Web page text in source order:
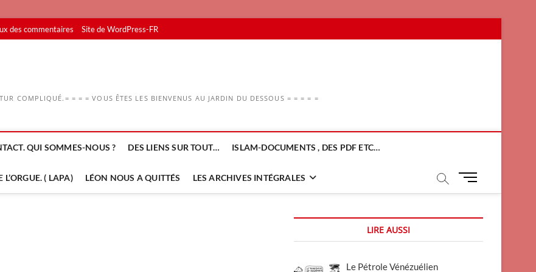
des commentaires Site de WordPress-FR
COMPLIQUÉ.= = = = VOUS ÊTES LES BIENVENUS AU JARDIN DU DESSOUS = = = = =
QUI SOMMES-NOUS ? DES LIENS SUR TOUT… ISLAM-DOCUMENTS , DES PDF ETC…
L’ORGUE. ( LAPA) LÉON NOUS A QUITTÉS LES ARCHIVES INTÉGRALES
M
u
u
LIRE AUSSI
Le Pétrole Vénézuélien